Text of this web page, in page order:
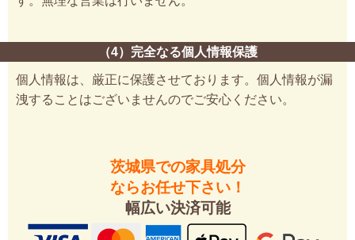
（4）完全なる個人情報保護
個人情報は、厳正に保護させております。個人情報が漏
洩することはございませんのでご安心ください。
茨城県での家具処分
ならお任せ下さい！
幅広い決済可能